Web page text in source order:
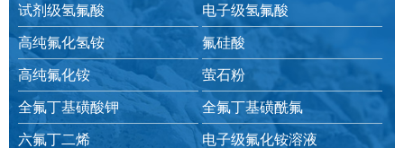
试剂级氢氟酸
电子级氢氟酸
高纯氟化氢铵
氟硅酸
高纯氟化铵
萤石粉
全氟丁基磺酸钾
全氟丁基磺酰氟
六氟丁二烯
电子级氟化铵溶液